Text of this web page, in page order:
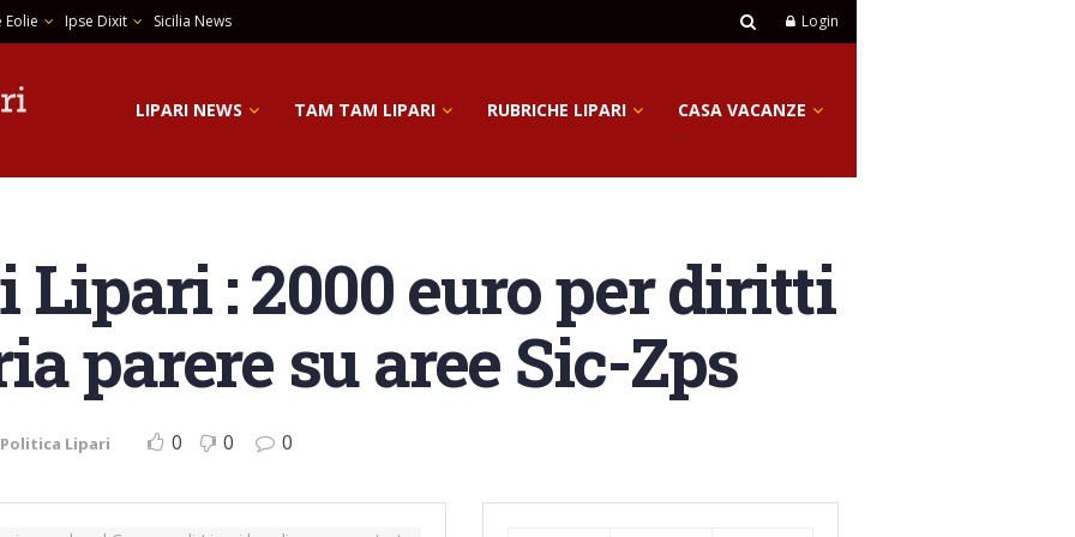
Eolie Ipse Dixit Sicilia News Login
LIPARI NEWS TAM TAM LIPARI RUBRICHE LIPARI CASA VACANZE
Lipari : 2000 euro per diritti
parere su aree Sic-Zps
Politica Lipari 0 0 0